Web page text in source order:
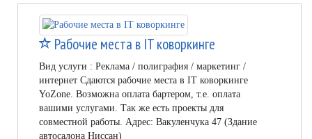
Рабочие места в IT коворкинге
Вид услуги : Реклама / полиграфия / маркетинг /
интернет Сдаются рабочие места в IT коворкинге
YoZone. Возможна оплата бартером, т.е. оплата
вашими услугами. Так же есть проекты для
совместной работы. Адрес: Вакуленчука 47 (Здание
автосалона Ниссан)